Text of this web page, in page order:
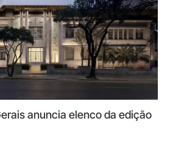
anuncia elenco da edição